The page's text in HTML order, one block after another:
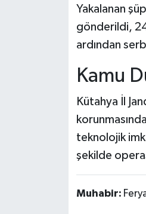
Yakalanan
gönderildi,
ardından
Kamu
Kütahya İl
teknolojik
şekilde
Muhabir:
Vefat Haberleri